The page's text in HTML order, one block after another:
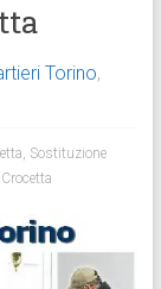
Torino,
, Sostituzione